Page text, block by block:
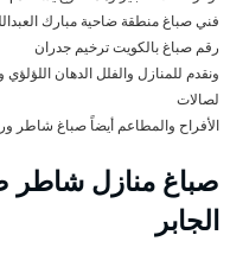
فني صباغ منطقة ضاحية مبارك
رقم صباغ بالكويت ترخيم جدران
ونقدم للمنازل والفلل الدهان
لصالات
الأفراح والمطاعم أيضاً صباغ شاطر
صباغ منازل شاطر
الجابر